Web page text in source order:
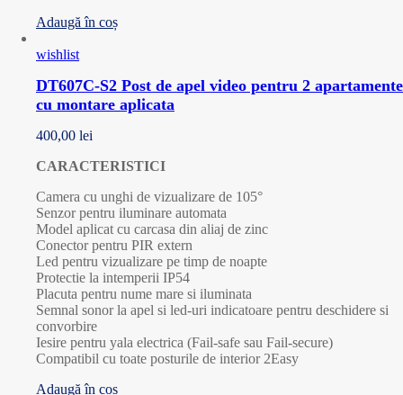
Adaugă în coș
wishlist
DT607C-S2 Post de apel video pentru 2 apartamente
cu montare aplicata
400,00 lei
CARACTERISTICI
Camera cu unghi de vizualizare de 105°
Senzor pentru iluminare automata
Model aplicat cu carcasa din aliaj de zinc
Conector pentru PIR extern
Led pentru vizualizare pe timp de noapte
Protectie la intemperii IP54
Placuta pentru nume mare si iluminata
Semnal sonor la apel si led-uri indicatoare pentru deschidere si
convorbire
Iesire pentru yala electrica (Fail-safe sau Fail-secure)
Compatibil cu toate posturile de interior 2Easy
Adaugă în coș